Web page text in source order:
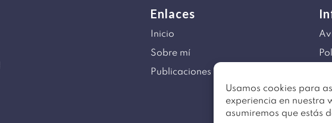
Usamos cookies para
experiencia en nuestra
asumiremos que estás
Enlaces
Inicio
Sobre mí
Publicaciones